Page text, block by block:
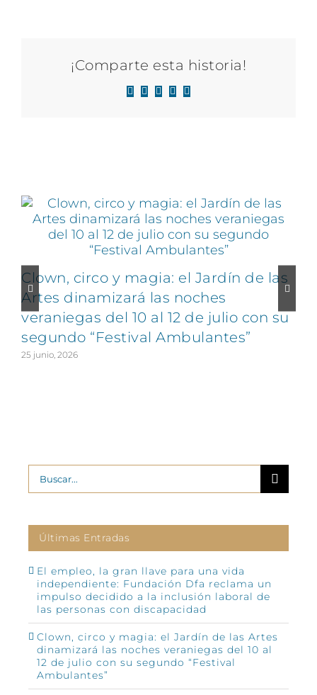
¡Comparte esta historia!
Facebook
X LinkedIn
WhatsApp
Correo
Clown, circo y magia: el Jardín de las
Artes dinamizará las noches
veraniegas del 10 al 12 de julio con su
segundo “Festival Ambulantes”
25 junio, 2026
Buscar:
Últimas Entradas
El empleo, la gran llave para una vida
independiente: Fundación Dfa reclama un
impulso decidido a la inclusión laboral de
las personas con discapacidad
Clown, circo y magia: el Jardín de las Artes
dinamizará las noches veraniegas del 10 al
12 de julio con su segundo “Festival
Ambulantes”